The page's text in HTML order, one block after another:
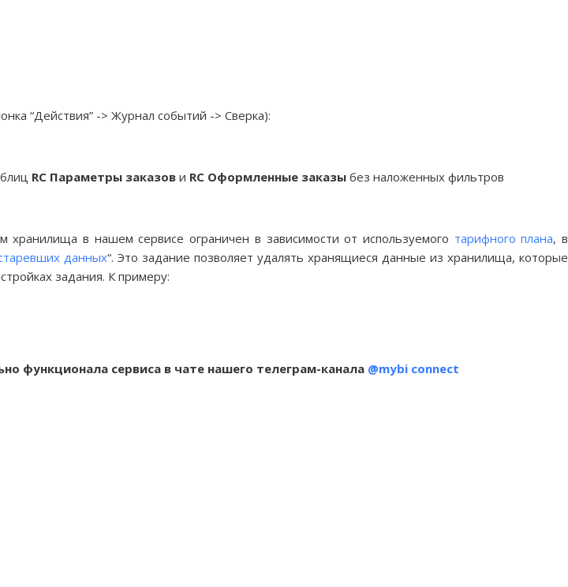
“Действия” -> Журнал событий -> Сверка):
RC Параметры заказов и RC Оформленные заказы без наложенных фильтров
в нашем сервисе ограничен в зависимости от используемого тарифного плана, в
данных“. Это задание позволяет удалять хранящиеся данные из хранилища, которые
задания. К примеру:
сервиса в чате нашего телеграм-канала @mybi connect